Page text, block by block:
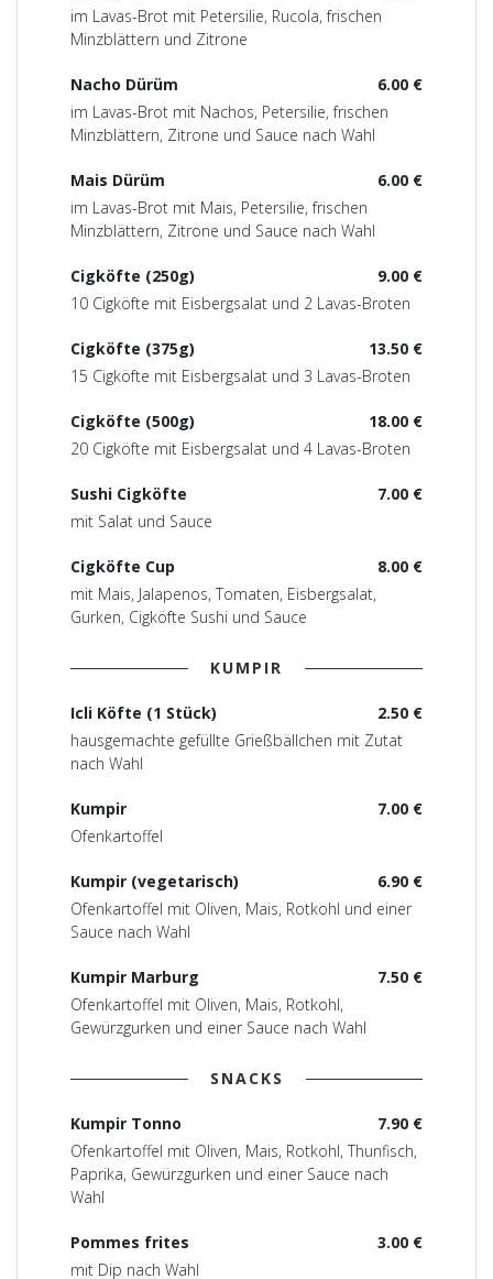
im Lavas-Brot mit Petersilie, Rucola, frischen
Minzblättern und Zitrone
6.00 €
Nacho Dürüm
im Lavas-Brot mit Nachos, Petersilie, frischen
Minzblättern, Zitrone und Sauce nach Wahl
6.00 €
Mais Dürüm
im Lavas-Brot mit Mais, Petersilie, frischen
Minzblättern, Zitrone und Sauce nach Wahl
9.00 €
Cigköfte (250g)
10 Cigköfte mit Eisbergsalat und 2 Lavas-Broten
13.50 €
Cigköfte (375g)
15 Cigköfte mit Eisbergsalat und 3 Lavas-Broten
18.00 €
Cigköfte (500g)
20 Cigköfte mit Eisbergsalat und 4 Lavas-Broten
7.00 €
Sushi Cigköfte
mit Salat und Sauce
8.00 €
Cigköfte Cup
mit Mais, Jalapenos, Tomaten, Eisbergsalat,
Gurken, Cigköfte Sushi und Sauce
KUMPIR
2.50 €
Icli Köfte (1 Stück)
hausgemachte gefüllte Grießbällchen mit Zutat
nach Wahl
7.00 €
Kumpir
Ofenkartoffel
6.90 €
Kumpir (vegetarisch)
Ofenkartoffel mit Oliven, Mais, Rotkohl und einer
Sauce nach Wahl
7.50 €
Kumpir Marburg
Ofenkartoffel mit Oliven, Mais, Rotkohl,
Gewürzgurken und einer Sauce nach Wahl
SNACKS
7.90 €
Kumpir Tonno
Ofenkartoffel mit Oliven, Mais, Rotkohl, Thunfisch,
Paprika, Gewürzgurken und einer Sauce nach
Wahl
3.00 €
Pommes frites
mit Dip nach Wahl